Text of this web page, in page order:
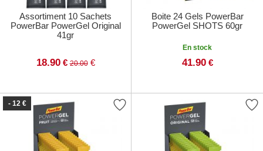
Assortiment 10 Sachets
PowerBar PowerGel Original
41gr
18.90 € 20.00€
Boite 24 Gels PowerBar
PowerGel SHOTS 60gr
En stock
41.90 €
- 12 €